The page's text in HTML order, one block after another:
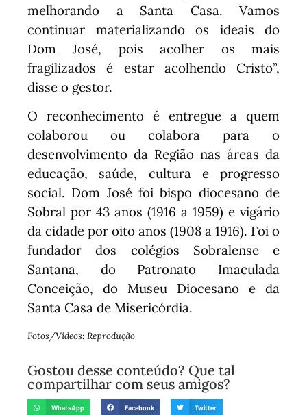
melhorando a Santa Casa. Vamos
continuar materializando os ideais do
Dom José, pois acolher os mais
fragilizados é estar acolhendo Cristo”,
disse o gestor.
O reconhecimento é entregue a quem
colaborou ou colabora para o
desenvolvimento da Região nas áreas da
educação, saúde, cultura e progresso
social. Dom José foi bispo diocesano de
Sobral por 43 anos (1916 a 1959) e vigário
da cidade por oito anos (1908 a 1916). Foi o
fundador dos colégios Sobralense e
Santana, do Patronato Imaculada
Conceição, do Museu Diocesano e da
Santa Casa de Misericórdia.
Fotos/Vídeos: Reprodução
Gostou desse conteúdo? Que tal
compartilhar com seus amigos?
WhatsApp Facebook Twitter